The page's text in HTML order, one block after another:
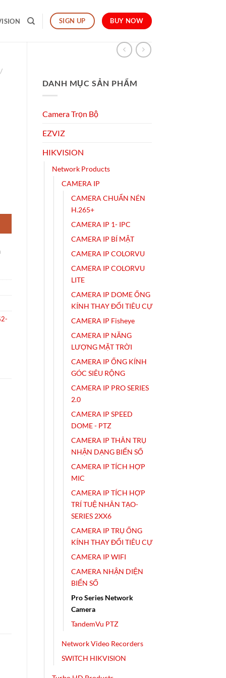
SIGN UP BUY NOW
DANH MỤC SẢN PHẨM
Camera Trọn Bộ
EZVIZ
HIKVISION
Network Products
CAMERA IP
CAMERA CHUẨN NÉN
H.265+
CAMERA IP 1- IPC
CAMERA IP BÍ MẬT
CAMERA IP COLORVU
CAMERA IP COLORVU
LITE
CAMERA IP DOME ỐNG
KÍNH THAY ĐỔI TIÊU CỰ
CAMERA IP Fisheye
CAMERA IP NĂNG
LƯỢNG MẶT TRỜI
CAMERA IP ỐNG KÍNH
GÓC SIÊU RỘNG
CAMERA IP PRO SERIES
2.0
CAMERA IP SPEED
DOME - PTZ
CAMERA IP THÂN TRỤ
NHẬN DẠNG BIỂN SỐ
CAMERA IP TÍCH HỢP
MIC
CAMERA IP TÍCH HỢP
TRÍ TUỆ NHÂN TẠO-
SERIES 2XX6
CAMERA IP TRỤ ỐNG
KÍNH THAY ĐỔI TIÊU CỰ
CAMERA IP WIFI
CAMERA NHẬN DIỆN
BIỂN SỐ
Pro Series Network
Camera
TandemVu PTZ
Network Video Recorders
SWITCH HIKVISION
/